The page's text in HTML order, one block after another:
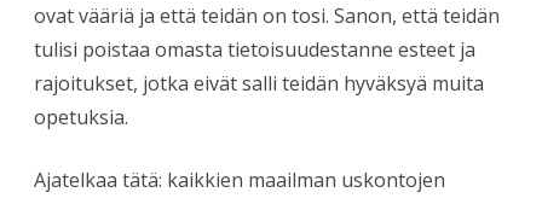
ovat vääriä ja että teidän on tosi. Sanon, että teidän
tulisi poistaa omasta tietoisuudestanne esteet ja
rajoitukset, jotka eivät salli teidän hyväksyä muita
opetuksia.
Ajatelkaa tätä: kaikkien maailman uskontojen